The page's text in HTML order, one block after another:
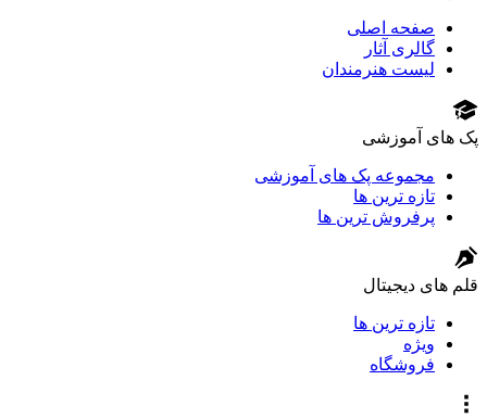
صفحه اصلی
گالری آثار
لیست هنرمندان
پک های آموزشی
مجموعه پک های آموزشی
تازه ترین ها
پرفروش ترین ها
قلم های دیجیتال
تازه ترین ها
ویژه
فروشگاه